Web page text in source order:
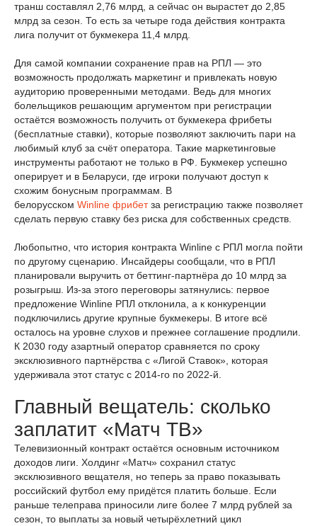
транш составлял 2,76 млрд, а сейчас он вырастет до 2,85
млрд за сезон. То есть за четыре года действия контракта
лига получит от букмекера 11,4 млрд.
Для самой компании сохранение прав на РПЛ — это
возможность продолжать маркетинг и привлекать новую
аудиторию проверенными методами. Ведь для многих
болельщиков решающим аргументом при регистрации
остаётся возможность получить от букмекера фрибеты
(бесплатные ставки), которые позволяют заключить пари на
любимый клуб за счёт оператора. Такие маркетинговые
инструменты работают не только в РФ. Букмекер успешно
оперирует и в Беларуси, где игроки получают доступ к
схожим бонусным программам. В
белорусском Winline фрибетза регистрацию также позволяет
сделать первую ставку без риска для собственных средств.
Любопытно, что история контракта Winline c РПЛ могла пойти
по другому сценарию. Инсайдеры сообщали, что в РПЛ
планировали выручить от беттинг-партнёра до 10 млрд за
розыгрыш. Из-за этого переговоры затянулись: первое
предложение Winline РПЛ отклонила, а к конкуренции
подключились другие крупные букмекеры. В итоге всё
осталось на уровне слухов и прежнее соглашение продлили.
К 2030 году азартный оператор сравняется по сроку
эксклюзивного партнёрства с «Лигой Ставок», которая
удерживала этот статус с 2014-го по 2022-й.
Главный вещатель: сколько
заплатит «Матч ТВ»
Телевизионный контракт остаётся основным источником
доходов лиги. Холдинг «Матч» сохранил статус
эксклюзивного вещателя, но теперь за право показывать
российский футбол ему придётся платить больше. Если
раньше телеправа приносили лиге более 7 млрд рублей за
сезон, то выплаты за новый четырёхлетний цикл